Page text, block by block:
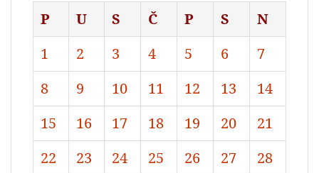
P
U S Č P S
N
1
2 3 4 5 6
7
8
9 10 11 12 13
14
15
16 17 18 19 20
21
22
23 24 25 26 27
28